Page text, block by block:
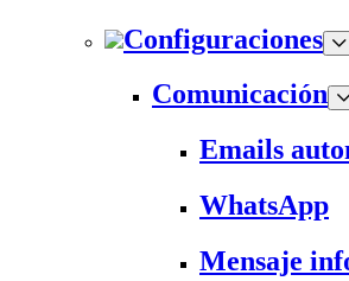
Configuraciones
Comunicación
Emails
WhatsApp
Mensaje